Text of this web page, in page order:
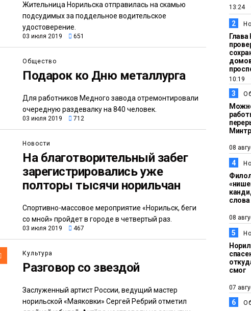
Жительница Норильска отправилась на скамью
подсудимых за поддельное водительское
удостоверение.
03 июля 2019 651
Общество
Подарок ко Дню металлурга
Для работников Медного завода отремонтировали
очередную раздевалку на 840 человек.
03 июля 2019 712
Новости
На благотворительный забег
зарегистрировались уже
полторы тысячи норильчан
Спортивно-массовое мероприятие «Норильск, беги
со мной» пройдет в городе в четвертый раз.
03 июля 2019 467
Культура
Разговор со звездой
Заслуженный артист России, ведущий мастер
норильской «Маяковки» Сергей Ребрий отметил
13:24
2
Глава
10:19
3
08
4
08
5
смог
07
6